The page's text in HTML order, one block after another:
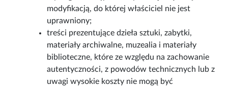
modyfikacją, do której właściciel nie jest
uprawniony;
treści prezentujące dzieła sztuki, zabytki,
materiały archiwalne, muzealia i materiały
biblioteczne, które ze względu na zachowanie
autentyczności, z powodów technicznych lub z
uwagi wysokie koszty nie mogą być